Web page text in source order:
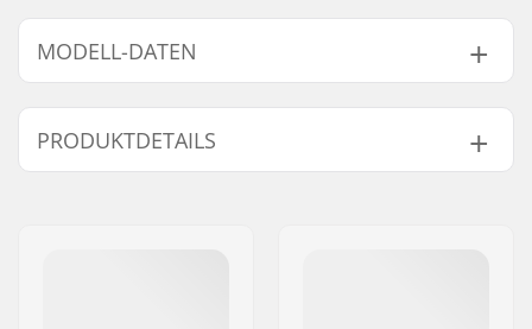
MODELL-DATEN
Kurbelachsen-
19mm
Mid, Versiegelt
PRODUKTDETAILS